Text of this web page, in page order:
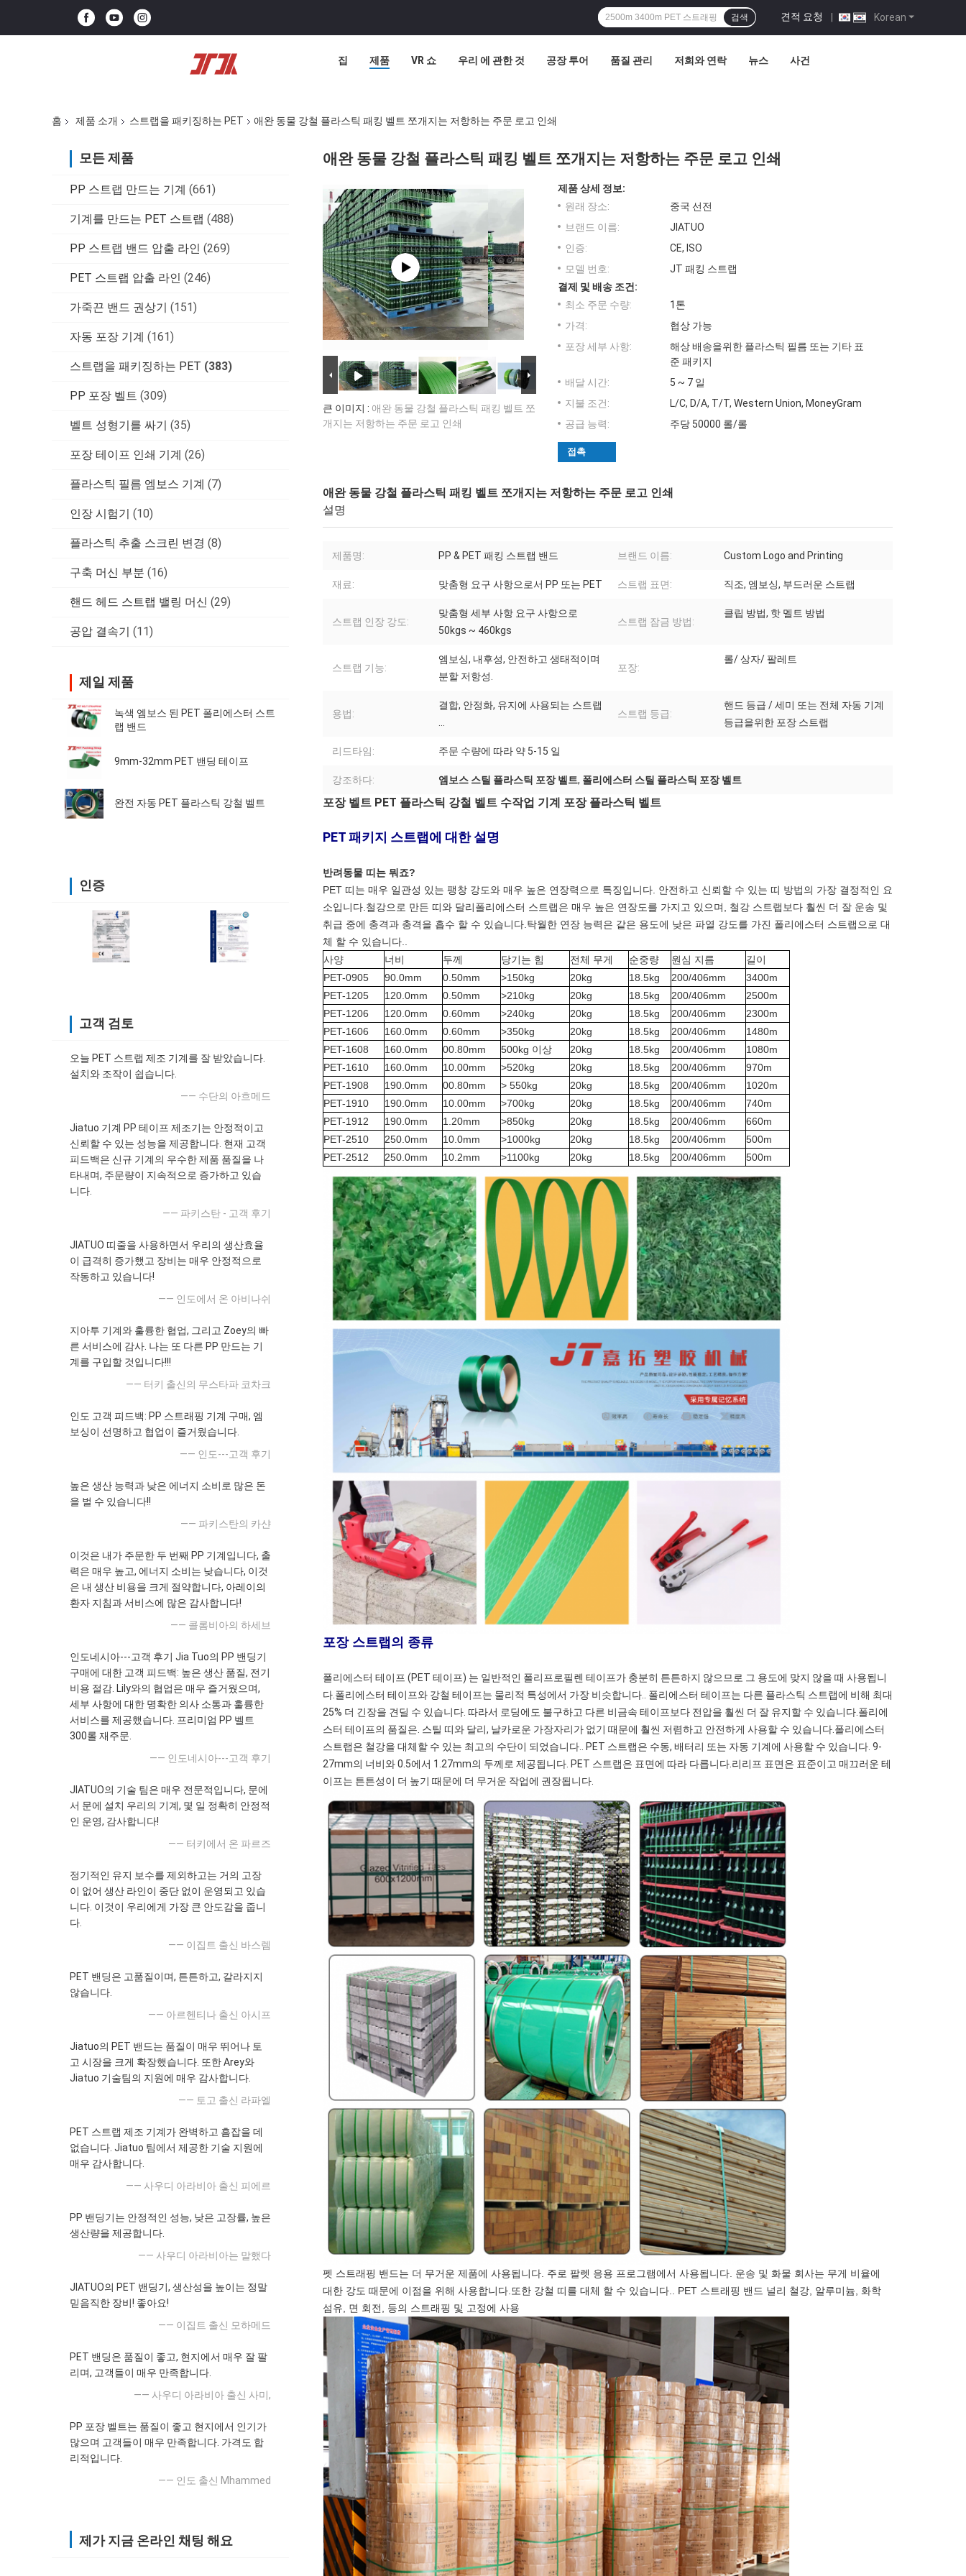
Korean
견적 요청 |
검색
집 제품 VR 쇼 우리 에 관한 것 공장 투어 품질 관리 저희와 연락 뉴스 사건
홈 제품 소개 스트랩을 패키징하는 PET 애완 동물 강철 플라스틱 패킹 벨트 쪼개지는 저항하는 주문 로고 인쇄
모든 제품
PP 스트랩 만드는 기계 (661)
기계를 만드는 PET 스트랩 (488)
PP 스트랩 밴드 압출 라인 (269)
PET 스트랩 압출 라인 (246)
가죽끈 밴드 권상기 (151)
자동 포장 기계 (161)
스트랩을 패키징하는 PET (383)
PP 포장 벨트 (309)
벨트 성형기를 싸기 (35)
포장 테이프 인쇄 기계 (26)
플라스틱 필름 엠보스 기계 (7)
인장 시험기 (10)
플라스틱 추출 스크린 변경 (8)
구축 머신 부분 (16)
핸드 헤드 스트랩 밸링 머신 (29)
공압 결속기 (11)
제일 제품
녹색 엠보스 된 PET 폴리에스터 스트
랩 밴드
9mm-32mm PET 밴딩 테이프
완전 자동 PET 플라스틱 강철 벨트
인증
고객 검토
오늘 PET 스트랩 제조 기계를 잘 받았습니다.
설치와 조작이 쉽습니다.
—— 수단의 아흐메드
Jiatuo 기계 PP 테이프 제조기는 안정적이고
신뢰할 수 있는 성능을 제공합니다. 현재 고객
피드백은 신규 기계의 우수한 제품 품질을 나
타내며, 주문량이 지속적으로 증가하고 있습
니다.
—— 파키스탄 - 고객 후기
JIATUO 띠줄을 사용하면서 우리의 생산효율
이 급격히 증가했고 장비는 매우 안정적으로
작동하고 있습니다!
—— 인도에서 온 아비나쉬
지아투 기계와 훌륭한 협업, 그리고 Zoey의 빠
른 서비스에 감사. 나는 또 다른 PP 만드는 기
계를 구입할 것입니다!!!
—— 터키 출신의 무스타파 코차크
인도 고객 피드백: PP 스트래핑 기계 구매, 엠
보싱이 선명하고 협업이 즐거웠습니다.
—— 인도---고객 후기
높은 생산 능력과 낮은 에너지 소비로 많은 돈
을 벌 수 있습니다!!
—— 파키스탄의 카샨
이것은 내가 주문한 두 번째 PP 기계입니다, 출
력은 매우 높고, 에너지 소비는 낮습니다, 이것
은 내 생산 비용을 크게 절약합니다, 아레이의
환자 지침과 서비스에 많은 감사합니다!
—— 콜롬비아의 하세브
인도네시아---고객 후기 Jia Tuo의 PP 밴딩기
구매에 대한 고객 피드백: 높은 생산 품질, 전기
비용 절감. Lily와의 협업은 매우 즐거웠으며,
세부 사항에 대한 명확한 의사 소통과 훌륭한
서비스를 제공했습니다. 프리미엄 PP 벨트
300롤 재주문.
—— 인도네시아---고객 후기
JIATUO의 기술 팀은 매우 전문적입니다, 문에
서 문에 설치 우리의 기계, 몇 일 정확히 안정적
인 운영, 감사합니다!
—— 터키에서 온 파르즈
정기적인 유지 보수를 제외하고는 거의 고장
이 없어 생산 라인이 중단 없이 운영되고 있습
니다. 이것이 우리에게 가장 큰 안도감을 줍니
다.
—— 이집트 출신 바스렘
PET 밴딩은 고품질이며, 튼튼하고, 갈라지지
않습니다.
—— 아르헨티나 출신 아시프
Jiatuo의 PET 밴드는 품질이 매우 뛰어나 토
고 시장을 크게 확장했습니다. 또한 Arey와
Jiatuo 기술팀의 지원에 매우 감사합니다.
—— 토고 출신 라파엘
PET 스트랩 제조 기계가 완벽하고 흠잡을 데
없습니다. Jiatuo 팀에서 제공한 기술 지원에
매우 감사합니다.
—— 사우디 아라비아 출신 피에르
PP 밴딩기는 안정적인 성능, 낮은 고장률, 높은
생산량을 제공합니다.
—— 사우디 아라비아는 말했다
JIATUO의 PET 밴딩기, 생산성을 높이는 정말
믿음직한 장비! 좋아요!
—— 이집트 출신 모하메드
PET 밴딩은 품질이 좋고, 현지에서 매우 잘 팔
리며, 고객들이 매우 만족합니다.
—— 사우디 아라비아 출신 사미,
PP 포장 벨트는 품질이 좋고 현지에서 인기가
많으며 고객들이 매우 만족합니다. 가격도 합
리적입니다.
—— 인도 출신 Mhammed
제가 지금 온라인 채팅 해요
애완 동물 강철 플라스틱 패킹 벨트 쪼개지는 저항하는 주문 로고 인쇄
큰 이미지 : 애완 동물 강철 플라스틱 패킹 벨트 쪼
개지는 저항하는 주문 로고 인쇄
제품 상세 정보:
원래 장소:
중국 선전
브랜드 이름:
JIATUO
인증:
CE, ISO
모델 번호:
JT 패킹 스트랩
결제 및 배송 조건:
최소 주문 수량:
1톤
가격:
협상 가능
포장 세부 사항:
해상 배송을위한 플라스틱 필름 또는 기타 표
준 패키지
배달 시간:
5 ~ 7 일
지불 조건:
L/C, D/A, T/T, Western Union, MoneyGram
공급 능력:
주당 50000 롤/롤
접촉
애완 동물 강철 플라스틱 패킹 벨트 쪼개지는 저항하는 주문 로고 인쇄
설명
제품명: PP & PET 패킹 스트랩 밴드 브랜드 이름: Custom Logo and Printing
재료: 맞춤형 요구 사항으로서 PP 또는 PET 스트랩 표면: 직조, 엠보싱, 부드러운 스트랩
스트랩 인장 강도:
맞춤형 세부 사항 요구 사항으로
50kgs ~ 460kgs
스트랩 잠금 방법:
클립 방법, 핫 멜트 방법
스트랩 기능:
엠보싱, 내후성, 안전하고 생태적이며
분할 저항성.
포장:
롤/ 상자/ 팔레트
용법:
결합, 안정화, 유지에 사용되는 스트랩
...
스트랩 등급:
핸드 등급 / 세미 또는 전체 자동 기계
등급을위한 포장 스트랩
리드타임: 주문 수량에 따라 약 5-15 일
강조하다: 엠보스 스틸 플라스틱 포장 벨트, 폴리에스터 스틸 플라스틱 포장 벨트
포장 벨트 PET 플라스틱 강철 벨트 수작업 기계 포장 플라스틱 벨트
PET 패키지 스트랩에 대한 설명
반려동물 띠는 뭐죠?
PET 띠는 매우 일관성 있는 팽창 강도와 매우 높은 연장력으로 특징입니다. 안전하고 신뢰할 수 있는 띠 방법의 가장 결정적인 요
소입니다.철강으로 만든 띠와 달리폴리에스터 스트랩은 매우 높은 연장도를 가지고 있으며, 철강 스트랩보다 훨씬 더 잘 운송 및
취급 중에 충격과 충격을 흡수 할 수 있습니다.탁월한 연장 능력은 같은 용도에 낮은 파열 강도를 가진 폴리에스터 스트랩으로 대
체 할 수 있습니다..
사양
너비 두께 당기는 힘 전체 무게 순중량 원심 지름
길이
PET-0905
90.0mm 0.50mm >150kg 20kg 18.5kg 200/406mm
3400m
PET-1205
120.0mm 0.50mm >210kg 20kg 18.5kg 200/406mm
2500m
PET-1206
120.0mm 0.60mm >240kg 20kg 18.5kg 200/406mm
2300m
PET-1606
160.0mm 0.60mm >350kg 20kg 18.5kg 200/406mm
1480m
PET-1608
160.0mm 00.80mm 500kg 이상 20kg 18.5kg 200/406mm
1080m
PET-1610
160.0mm 10.00mm >520kg 20kg 18.5kg 200/406mm
970m
PET-1908
190.0mm 00.80mm > 550kg 20kg 18.5kg 200/406mm
1020m
PET-1910
190.0mm 10.00mm >700kg 20kg 18.5kg 200/406mm
740m
PET-1912
190.0mm 1.20mm >850kg 20kg 18.5kg 200/406mm
660m
PET-2510
250.0mm 10.0mm >1000kg 20kg 18.5kg 200/406mm
500m
PET-2512
250.0mm 10.2mm >1100kg 20kg 18.5kg 200/406mm 500m
포장 스트랩의 종류
폴리에스터 테이프 (PET 테이프) 는 일반적인 폴리프로필렌 테이프가 충분히 튼튼하지 않으므로 그 용도에 맞지 않을 때 사용됩니
다.폴리에스터 테이프와 강철 테이프는 물리적 특성에서 가장 비슷합니다.. 폴리에스터 테이프는 다른 플라스틱 스트랩에 비해 최대
25% 더 긴장을 견딜 수 있습니다. 따라서 로딩에도 불구하고 다른 비금속 테이프보다 전압을 훨씬 더 잘 유지할 수 있습니다.폴리에
스터 테이프의 품질은. 스틸 띠와 달리, 날카로운 가장자리가 없기 때문에 훨씬 저렴하고 안전하게 사용할 수 있습니다.폴리에스터
스트랩은 철강을 대체할 수 있는 최고의 수단이 되었습니다.. PET 스트랩은 수동, 배터리 또는 자동 기계에 사용할 수 있습니다. 9-
27mm의 너비와 0.5에서 1.27mm의 두께로 제공됩니다. PET 스트랩은 표면에 따라 다릅니다.리리프 표면은 표준이고 매끄러운 테
이프는 튼튼성이 더 높기 때문에 더 무거운 작업에 권장됩니다.
펫 스트래핑 밴드는 더 무거운 제품에 사용됩니다. 주로 팔렛 응용 프로그램에서 사용됩니다. 운송 및 화물 회사는 무게 비율에
대한 강도 때문에 이점을 위해 사용합니다.또한 강철 띠를 대체 할 수 있습니다.. PET 스트래핑 밴드 널리 철강, 알루미늄, 화학
섬유, 면 회전, 등의 스트래핑 및 고정에 사용